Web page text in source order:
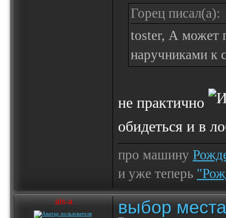
Горец писал(а):
toster, А может
наручниками к
не практично
обидеться и в
про машину
и уже теперь
als-a выбор